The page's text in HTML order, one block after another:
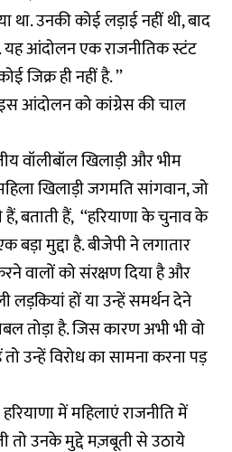
उनकी कोई लड़ाई नहीं थी, बाद
यह आंदोलन एक राजनीतिक स्टंट
जिक्र ही नहीं है. ’’
इस आंदोलन को कांग्रेस की चाल
वॉलीबॉल खिलाड़ी और भीम
खिलाड़ी जगमति सांगवान, जो
हैं, बताती हैं, ‘‘हरियाणा के चुनाव के
बड़ा मुद्दा है. बीजेपी ने लगातार
वालों को संरक्षण दिया है और
लड़कियां हों या उन्हें समर्थन देने
तोड़ा है. जिस कारण अभी भी वो
उन्हें विरोध का सामना करना पड़
में महिलाएं राजनीति में
तो उनके मुद्दे मज़बूती से उठाये